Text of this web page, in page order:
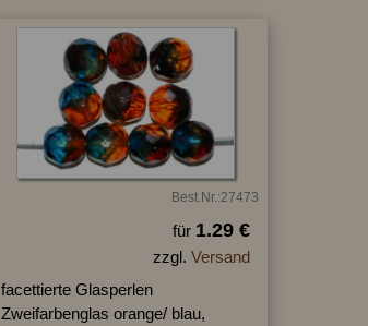
Best.Nr.:27473
für 1.29 €
zzgl. Versand
facettierte Glasperlen
Zweifarbenglas orange/ blau,